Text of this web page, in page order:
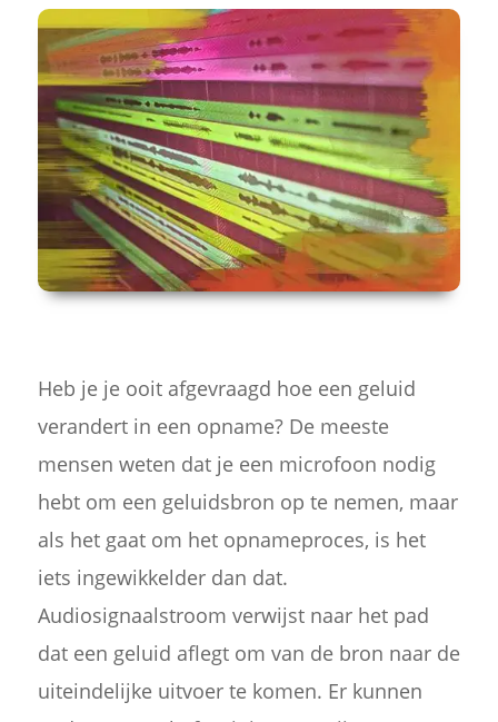
Heb je je ooit afgevraagd hoe een geluid
verandert in een opname? De meeste
mensen weten dat je een microfoon nodig
hebt om een geluidsbron op te nemen, maar
als het gaat om het opnameproces, is het
iets ingewikkelder dan dat.
Audiosignaalstroom verwijst naar het pad
dat een geluid aflegt om van de bron naar de
uiteindelijke uitvoer te komen. Er kunnen